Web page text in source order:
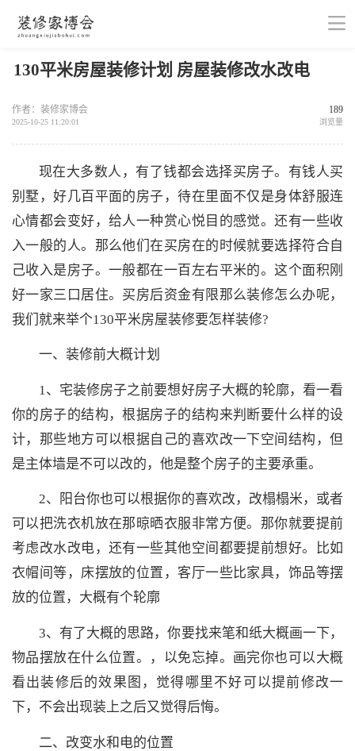
130平米房屋装修计划 房屋装修改水改电
作者：装修家博会
2025-10-25 11:20:01
189
浏览量
现在大多数人，有了钱都会选择买房子。有钱人买
别墅，好几百平面的房子，待在里面不仅是身体舒服连
心情都会变好，给人一种赏心悦目的感觉。还有一些收
入一般的人。那么他们在买房在的时候就要选择符合自
己收入是房子。一般都在一百左右平米的。这个面积刚
好一家三口居住。买房后资金有限那么装修怎么办呢，
我们就来举个130平米房屋装修要怎样装修?
一、装修前大概计划
1、宅装修房子之前要想好房子大概的轮廓，看一看
你的房子的结构，根据房子的结构来判断要什么样的设
计，那些地方可以根据自己的喜欢改一下空间结构，但
是主体墙是不可以改的，他是整个房子的主要承重。
2、阳台你也可以根据你的喜欢改，改榻榻米，或者
可以把洗衣机放在那晾晒衣服非常方便。那你就要提前
考虑改水改电，还有一些其他空间都要提前想好。比如
衣帽间等，床摆放的位置，客厅一些比家具，饰品等摆
放的位置，大概有个轮廓
3、有了大概的思路，你要找来笔和纸大概画一下，
物品摆放在什么位置。，以免忘掉。画完你也可以大概
看出装修后的效果图，觉得哪里不好可以提前修改一
下，不会出现装上之后又觉得后悔。
二、改变水和电的位置